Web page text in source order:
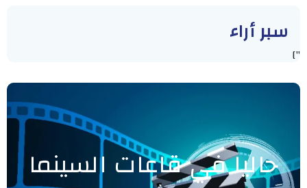
سبر أراء
"]
حاليا في قاعات السينما